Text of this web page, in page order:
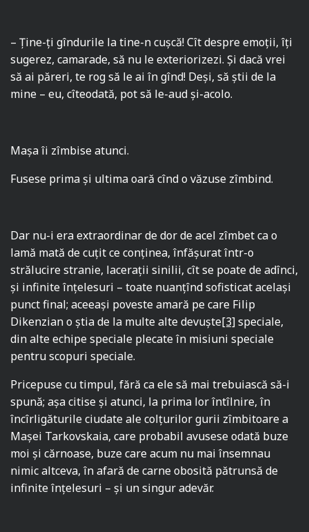
– Ţine-ţi gîndurile la tine-n cuşcă! Cît despre emoţii, îţi
sugerez, camarade, să nu le exteriorizezi. Şi dacă vrei
să ai păreri, te rog să le ai în gînd! Deşi, să ştii de la
mine – eu, cîteodată, pot să le-aud şi-acolo.
Maşa îi zîmbise atunci.
Fusese prima şi ultima oară cînd o văzuse zîmbind.
Dar nu-i era extraordinar de dor de acel zîmbet ca o
lamă mată de cuţit ce conţinea, înfăşurat într-o
strălucire stranie, laceraţii sinilii, cît se poate de adînci,
şi infinite înţelesuri – toate nuanţînd sofisticat acelaşi
punct final; aceeaşi poveste amară pe care Filip
Dikenzian o ştia de la multe alte devuşte[3]speciale,
din alte echipe speciale plecate în misiuni speciale
pentru scopuri speciale.
Pricepuse cu timpul, fără ca ele să mai trebuiască să-i
spună; aşa citise şi atunci, la prima lor întîlnire, în
încîrligăturile ciudate ale colţurilor gurii zîmbitoare a
Maşei Tarkovskaia, care probabil avusese odată buze
moi şi cărnoase, buze care acum nu mai însemnau
nimic altceva, în afară de carne obosită pătrunsă de
infinite înţelesuri – şi un singur adevăr.